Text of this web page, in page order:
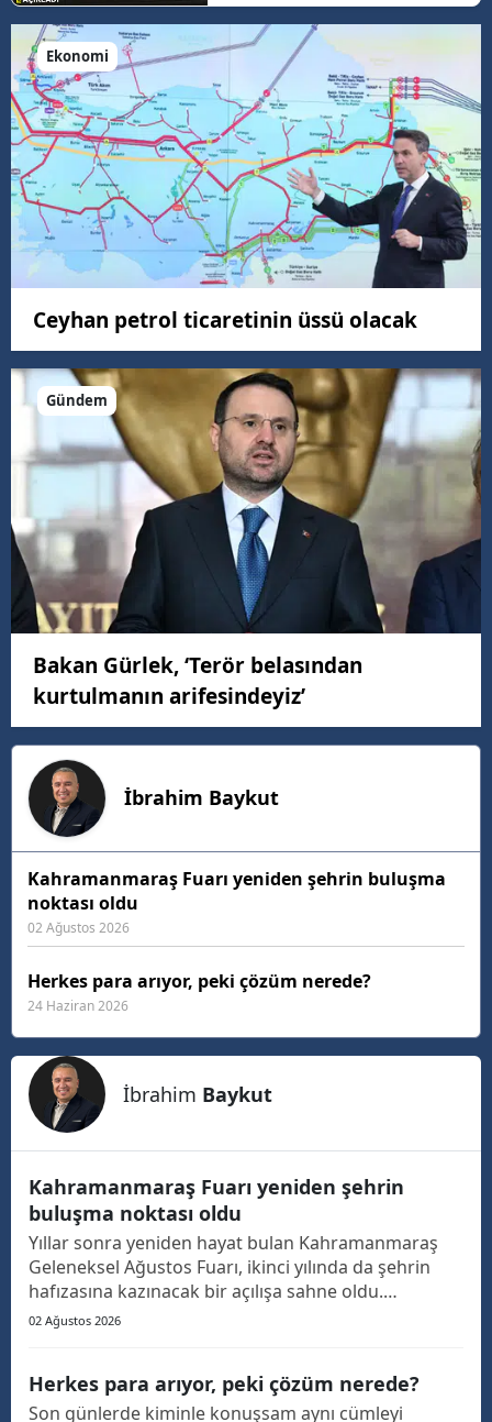
Ekonomi
Ceyhan petrol ticaretinin üssü olacak
Gündem
Bakan Gürlek, ‘Terör belasından
kurtulmanın arifesindeyiz’
İbrahim Baykut
Kahramanmaraş Fuarı yeniden şehrin buluşma
noktası oldu
02 Ağustos 2026
Herkes para arıyor, peki çözüm nerede?
24 Haziran 2026
İbrahim Baykut
Kahramanmaraş Fuarı yeniden şehrin
buluşma noktası oldu
Yıllar sonra yeniden hayat bulan Kahramanmaraş
Geleneksel Ağustos Fuarı, ikinci yılında da şehrin
hafızasına kazınacak bir açılışa sahne oldu.
Geçtiğimiz yıl, yaklaşık 20 yıllık aranın ardından
buluşma a...
02 Ağustos 2026
Herkes para arıyor, peki çözüm nerede?
Son günlerde kiminle konuşsam aynı cümleyi